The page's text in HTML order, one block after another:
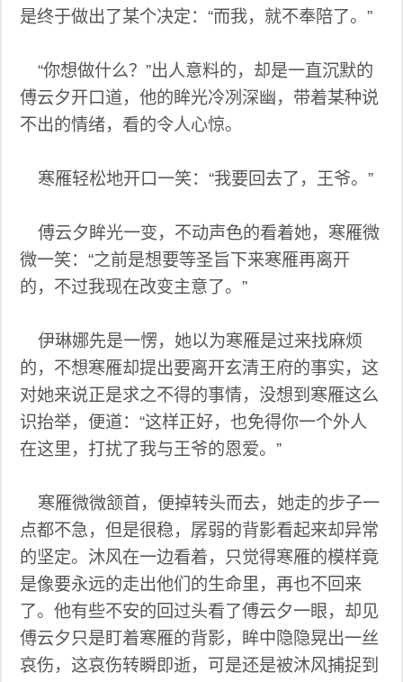
是终于做出了某个决定：“而我，就不奉陪了。”
“你想做什么？”出人意料的，却是一直沉默的
傅云夕开口道，他的眸光冷冽深幽，带着某种说
不出的情绪，看的令人心惊。
寒雁轻松地开口一笑：“我要回去了，王爷。”
傅云夕眸光一变，不动声色的看着她，寒雁微
微一笑：“之前是想要等圣旨下来寒雁再离开
的，不过我现在改变主意了。”
伊琳娜先是一愣，她以为寒雁是过来找麻烦
的，不想寒雁却提出要离开玄清王府的事实，这
对她来说正是求之不得的事情，没想到寒雁这么
识抬举，便道：“这样正好，也免得你一个外人
在这里，打扰了我与王爷的恩爱。”
寒雁微微颔首，便掉转头而去，她走的步子一
点都不急，但是很稳，孱弱的背影看起来却异常
的坚定。沐风在一边看着，只觉得寒雁的模样竟
是像要永远的走出他们的生命里，再也不回来
了。他有些不安的回过头看了傅云夕一眼，却见
傅云夕只是盯着寒雁的背影，眸中隐隐晃出一丝
哀伤，这哀伤转瞬即逝，可是还是被沐风捕捉到